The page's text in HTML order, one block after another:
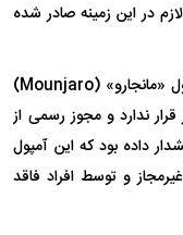
در این زمینه صادر شده
پیش‌تر سازمان غذا و دارو اعلام کرده بود که آمپول «مانجارو» (Mounjaro)
ندارد و مجوز رسمی از
داده بود که این آمپول
و توسط افراد فاقد